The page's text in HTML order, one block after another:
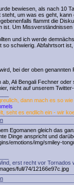
bewiesen, als nach 10
steht, um was es geht,
flammt die
ist. Um
und ich werde
so schwierig. Abfahrtsort
bei der oben
ab, Ali Bengali Fechner
nicht auf unserem
dann mach es so
seht es endlich ein - wir
Egomanen gleich das
Dinge anspricht und
erst recht vor Tornados